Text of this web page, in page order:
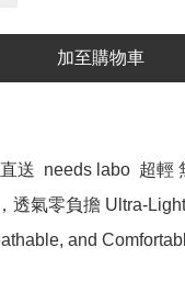
加至購物車
送  needs labo  超輕
透氣零負擔 Ultra-
and